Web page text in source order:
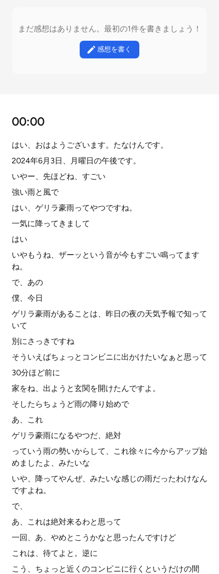
まだ感想はありません。最初の1件を書きましょう！
感想を書く
00:00
はい、おはようございます。たなけんです。
2024年6月3日、月曜日の午後です。
いやー、先ほどね、すごい
強い雨と風で
はい、ゲリラ豪雨ってやつですね。
一気に降ってきまして
はい
いやもうね、ザーッという音が今もすごい鳴ってます
ね。
で、あの
僕、今日
ゲリラ豪雨があることは、昨日の夜の天気予報で知って
いて
別にさっきですね
そういえばちょっとコンビニに出かけたいなぁと思って
30分ほど前に
家をね、出ようと玄関を開けたんですよ。
そしたらちょうど雨の降り始めで
あ、これ
ゲリラ豪雨になるやつだ、絶対
っていう雨の勢いからして、これ徐々に今からアップ始
めましたよ、みたいな
いや、降ってやんぜ、みたいな感じの雨だったわけなん
ですよね。
で、
あ、これは絶対来るわと思って
一回、あ、やめとこうかなと思ったんですけど
これは、待てよと。逆に
こう、ちょっと近くのコンビニに行くというだけの間